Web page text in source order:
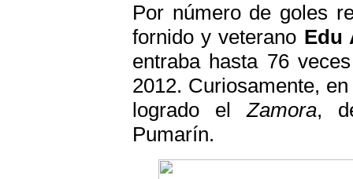
Por número de goles
fornido y veterano Edu
entraba hasta 76
2012. Curiosamente,
logrado elZamora,
Pumarín.